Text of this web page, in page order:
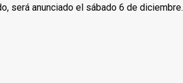
será anunciado el sábado 6 de diciembre.